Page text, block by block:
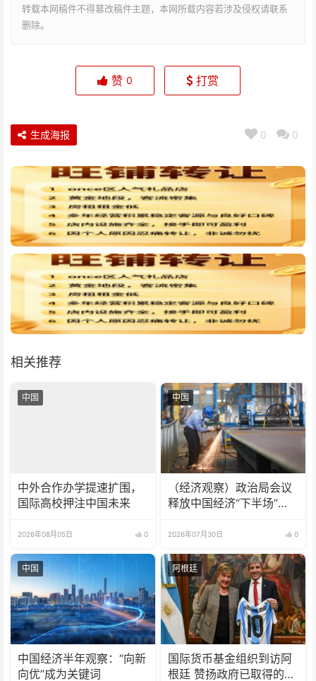
转载本网稿件不得篡改稿件主题，本网所载内容若涉及侵权请联系
删除。
赞 0 打赏
0 0
生成海报
相关推荐
中国
中外合作办学提速扩围，
国际高校押注中国未来
2026年08月05日 0
中国
（经济观察）政治局会议
释放中国经济“下半场”三
2026年07月30日 0
中国
中国经济半年观察：“向新
向优”成为关键词
阿根廷
国际货币基金组织到访阿
根廷 赞扬政府已取得的成